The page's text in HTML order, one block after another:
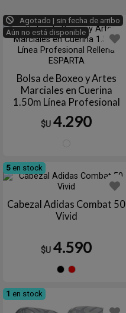
Agotado | sin fecha de arribo
Aún no está disponible
Bolsa de Boxeo y Artes
Marciales en Cuerina
1.50m Línea Profesional
Rellena ESPARTA
$U 4.290
5 en stock
Cabezal Adidas Combat 50
Vivid
$U 4.590
1 en stock